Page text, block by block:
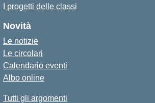
I progetti delle classi
Novità
Le notizie
Le circolari
Calendario eventi
Albo online
Tutti gli argomenti